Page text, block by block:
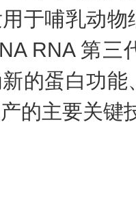
于哺乳动
RNA 第三
的蛋白功
的主要关键